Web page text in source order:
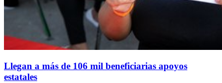
Llegan a más de 106 mil beneficiarias apoyos
estatales